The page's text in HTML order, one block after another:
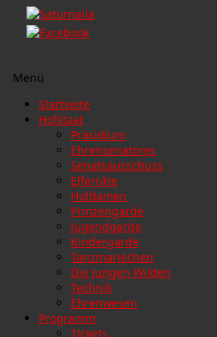
Menü
Zum
Inhalt
Startseite
Hofstaat
Präsidium
Ehrensenatores
Senatsausschuss
Elferräte
Hofdamen
Prinzengarde
Jugendgarde
Kindergarde
Tanzmariechen
Die Jungen Wilden
Technik
Ehrenwesen
Programm
Tickets